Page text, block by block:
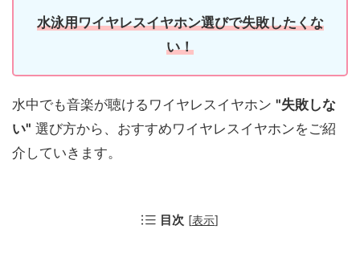
水泳用ワイヤレスイヤホン選びで失敗したくな
い！
水中でも音楽が聴けるワイヤレスイヤホン "失敗しな
い" 選び方から、おすすめワイヤレスイヤホンをご紹
介していきます。
目次 [表示]